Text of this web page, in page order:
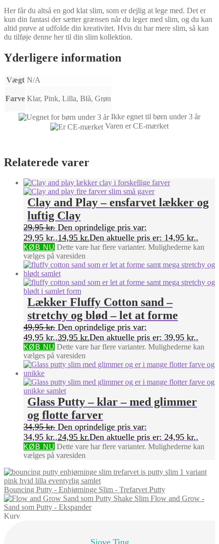
Her får du altså en god klat slim, som er dejlig at lege med. Det er
kun din fantasi der sætter grænsen når du leger med slim, og du kan
altid prøve at udfolde din kreativitet. Hvis du har mere slim, så kan
du tilføje denne her til din slim kollektion.
Yderligere information
Vægt N/A
Farve Klar, Pink, Lilla, Blå, Grøn
Ikke egnet til børn under 3 år
Varen er CE-mærket
Relaterede varer
Clay and Play – ensfarvet lækker og
luftig Clay
29,95kr. Den oprindelige pris var:
29,95 kr..14,95 kr.Den aktuelle pris er: 14,95 kr..
KØB NU Dette vare har flere varianter. Mulighederne kan
vælges på varesiden
Lækker Fluffy Cotton sand –
stretchy og blød – let at forme
49,95kr. Den oprindelige pris var:
49,95 kr..39,95 kr.Den aktuelle pris er: 39,95 kr..
KØB NU Dette vare har flere varianter. Mulighederne kan
vælges på varesiden
Glass Putty – klar – med glimmer
og flotte farver
34,95kr. Den oprindelige pris var:
34,95 kr..24,95 kr.Den aktuelle pris er: 24,95 kr..
KØB NU Dette vare har flere varianter. Mulighederne kan
vælges på varesiden
Bouncing Putty - Enhjørninge Slim - Trefarvet Putty
Flow and Grow -
Sand som Putty - Ekspander
Kurv